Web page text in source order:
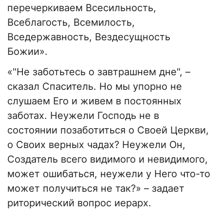
перечеркиваем Всесильность,
Всеблагость, Всемилость,
Вседержавность, Вездесущность
Божии».
«"Не заботьтесь о завтрашнем дне", –
сказал Спаситель. Но мы упорно не
слушаем Его и живем в постоянных
заботах. Неужели Господь не в
состоянии позаботиться о Своей Церкви,
о Своих верных чадах? Неужели Он,
Создатель всего видимого и невидимого,
может ошибаться, неужели у Него что-то
может получиться не так?» – задает
риторический вопрос иерарх.